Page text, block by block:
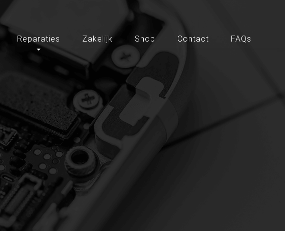
Reparaties Zakelijk Shop Contact FAQs